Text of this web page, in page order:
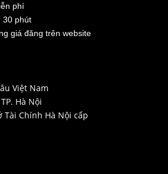
phí
30 phút
giá đăng trên website
Việt Nam
Hà Nội
Tài Chính Hà Nội cấp